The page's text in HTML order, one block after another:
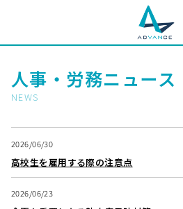
人事・労務ニュース
NEWS
2026/06/30
高校生を雇用する際の注意点
2026/06/23